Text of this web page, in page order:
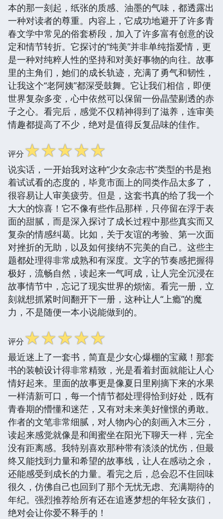
本的那一刻起，纸张的质感、油墨的气味，都透露出
一种对读者的尊重。内容上，它成功地避开了许多青
春文学中常见的俗套桥段，加入了许多富有创意的设
定和情节转折。它探讨的“纯美”并非单纯指爱情，更
是一种对纯粹人性的坚持和对美好事物的向往。故事
里的主角们，她们的成长轨迹，充满了勇气和韧性，
让我这个“老阿姨”都深受鼓舞。它让我们相信，即便
世界复杂多变，心中依然可以保留一份晶莹剔透的赤
子之心。看完后，感觉不仅精神得到了滋养，连审美
情趣都提高了不少，绝对是值得反复品味的佳作。
评分☆☆☆☆☆
说实话，一开始我对这种“少女杂志书”类型的书是抱
着试试看的态度的，毕竟市面上的同类作品太多了，
很容易让人审美疲劳。但是，这套书真的给了我一个
大大的惊喜！它不像有些作品那样，只停留在浮于表
面的甜腻，而是深入探讨了成长过程中那些真实而又
复杂的情感纠葛。比如，关于友谊的考验、第一次面
对挫折的无助，以及如何接纳不完美的自己。这些主
题都处理得非常成熟和有深度。文字的节奏感把握得
极好，流畅自然，读起来一气呵成，让人完全沉浸在
故事情节中，忘记了现实世界的烦恼。看完一册，立
刻就想抓紧时间翻开下一册，这种让人“上瘾”的魔
力，不是随便一本小说能做到的。
评分☆☆☆☆☆
最近迷上了一套书，简直是少女心爆棚的宝藏！那套
书的装帧设计得非常精致，光是看着封面就能让人心
情好起来。里面的故事更是像夏日里刚摘下来的水果
一样清新可口，每一个情节都处理得恰到好处，既有
青春期的懵懂和迷茫，又有对未来美好憧憬的勇敢。
作者的文笔非常细腻，对人物内心的刻画入木三分，
读起来感觉就像是和闺蜜坐在阳光下聊天一样，完全
没有距离感。我特别喜欢那种带有淡淡的忧伤，但最
终又能找到力量和希望的故事线，让人在感动之余，
还能感受到成长的力量。看完之后，总会忍不住回味
很久，仿佛自己也回到了那个无忧无虑、充满期待的
年纪。强烈推荐给所有还在追逐梦想的年轻女孩们，
绝对会让你爱不释手的！